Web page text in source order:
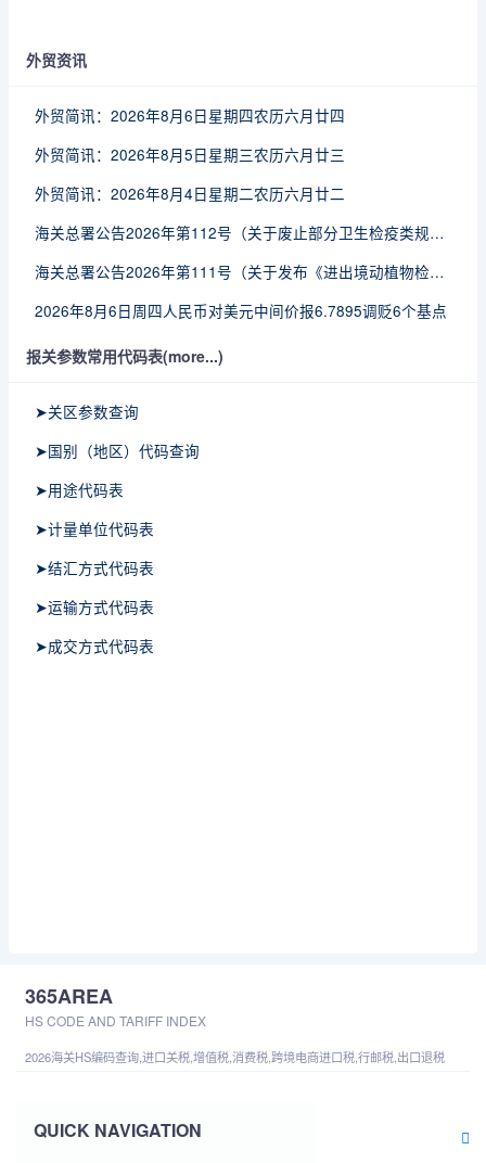
外贸资讯
外贸简讯：2026年8月6日星期四农历六月廿四
外贸简讯：2026年8月5日星期三农历六月廿三
外贸简讯：2026年8月4日星期二农历六月廿二
海关总署公告2026年第112号（关于废止部分卫生检疫类规范性文件的公告）
海关总署公告2026年第111号（关于发布《进出境动植物检疫处理监督管理工作规定》《进出境卫生处理监督管理工作规定》的公告）
2026年8月6日周四人民币对美元中间价报6.7895调贬6个基点
报关参数常用代码表(more...)
➤关区参数查询
➤国别（地区）代码查询
➤用途代码表
➤计量单位代码表
➤结汇方式代码表
➤运输方式代码表
➤成交方式代码表
365AREA
HS CODE AND TARIFF INDEX
2026海关HS编码查询,进口关税,增值税,消费税,跨境电商进口税,行邮税,出口退税
QUICK NAVIGATION